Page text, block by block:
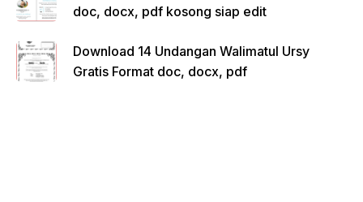
doc, docx, pdf kosong siap edit
Download 14 Undangan Walimatul Ursy
Gratis Format doc, docx, pdf